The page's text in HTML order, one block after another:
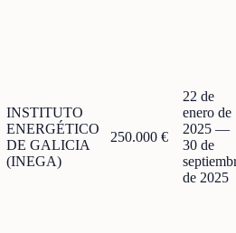
INSTITUTO
ENERGÉTICO
DE GALICIA
(INEGA)
250.000 €
22 de
enero de
2025 —
30 de
de 2025